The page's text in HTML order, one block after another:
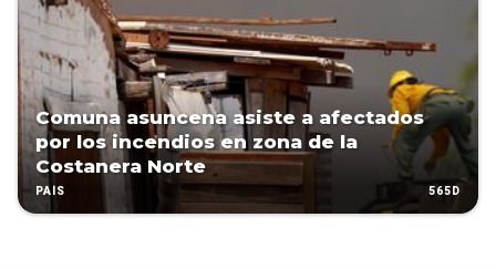
Comuna asuncena asiste a afectados
por los incendios en zona de la
Costanera Norte
PAÍS 565D